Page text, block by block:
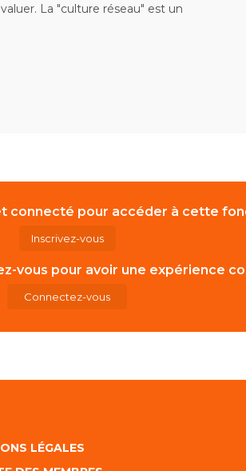
La "culture réseau" est un
connecté pour accéder à cette
Inscrivez-vous
vous pour avoir une expérience
Connectez-vous
LÉGALES